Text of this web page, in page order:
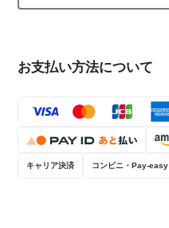
お支払い方法について
キャリア決済 コンビニ・Pay-easy